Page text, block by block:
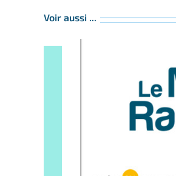
Voir aussi ...